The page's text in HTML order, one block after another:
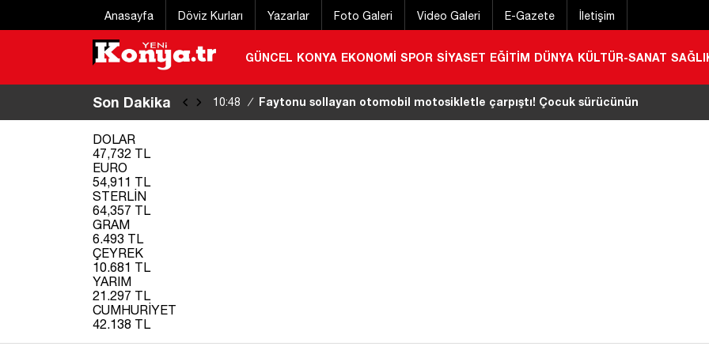
Anasayfa Döviz Kurları Yazarlar Foto Galeri Video Galeri E-Gazete İletişim
GÜNCEL KONYA EKONOMİ SPOR SİYASET EĞİTİM DÜNYA KÜLTÜR-SANAT
Son Dakika 10:50 / Bakan Gürlek Behçet Oktay’ın ailesini kabul edecek |
DOLAR
47,732 TL
EURO
54,911 TL
STERLİN
64,357 TL
GRAM
6.493 TL
ÇEYREK
10.681 TL
YARIM
21.297 TL
CUMHURİYET
42.138 TL